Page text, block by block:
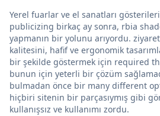
Yerel fuarlar ve el sanatları
publicizing birkaç ay sonra, rbia
yapmanın bir yolunu arıyordu.
kalitesini, hafif ve ergonomik
bir şekilde göstermek için required
bunun için yeterli bir çözüm
bulmadan önce bir many different
hiçbiri sitenin bir parçasıymış gibi
kullanışsız ve kullanımı zordu.